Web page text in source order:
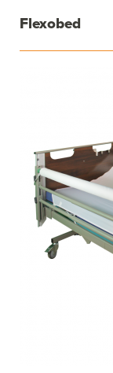
Flexobed